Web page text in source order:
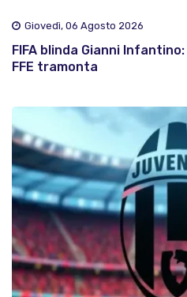
Giovedì, 06 Agosto 2026
FIFA blinda Gianni
FFE tramonta